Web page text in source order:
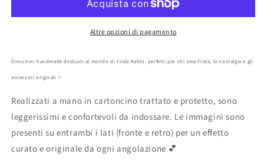
primavera
fiori
primavera
artigianali
Altre opzioni di pagamento
Orecchini handmade dedicati al mondo di Frida Kahlo, perfetti per chi ama Frida, la nostalgia e gli
accessori originali ✨
Realizzati a mano in cartoncino trattato e protetto, sono
leggerissimi e confortevoli da indossare. Le immagini sono
presenti su entrambi i lati (fronte e retro) per un effetto
curato e originale da ogni angolazione 💕